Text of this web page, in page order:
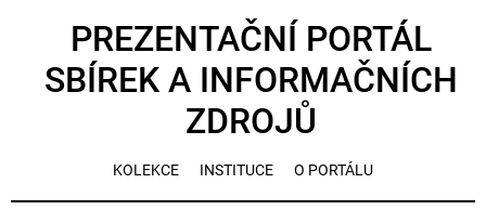
PREZENTAČNÍ PORTÁL
SBÍREK A INFORMAČNÍCH
ZDROJŮ
KOLEKCE INSTITUCE O PORTÁLU